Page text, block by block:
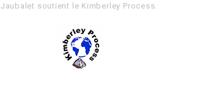
Jaubalet soutient le Kimberley Process